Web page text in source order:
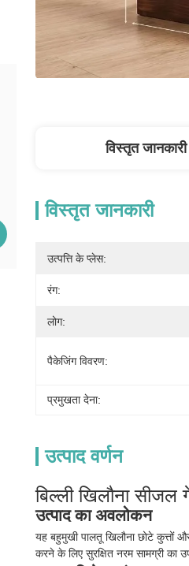
विस्तृत जानकारी
विस्तृत जानकारी
उत्पत्ति के प्लेस:
रंग:
लोग:
पैकेजिंग विवरण:
प्रमुखता देना:
उत्पाद वर्णन
बिल्ली खिलौना सीजल
उत्पाद का अवलोकन
यह बहुमुखी पालतू खिलौना छोटे कुत्तों
करने के लिए सुरक्षित नरम सामग्री का